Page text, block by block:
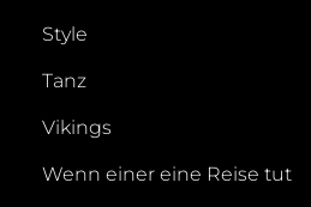
Style
Tanz
Vikings
Wenn einer eine Reise tut